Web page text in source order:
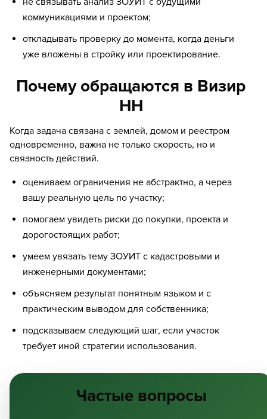
коммуникациями и проектом;
откладывать проверку до момента, когда деньги
уже вложены в стройку или проектирование.
Почему обращаются в Визир
НН
Когда задача связана с землей, домом и реестром
одновременно, важна не только скорость, но и
связность действий.
оцениваем ограничения не абстрактно, а через
вашу реальную цель по участку;
помогаем увидеть риски до покупки, проекта и
дорогостоящих работ;
умеем увязать тему ЗОУИТ с кадастровыми и
инженерными документами;
объясняем результат понятным языком и с
практическим выводом для собственника;
подсказываем следующий шаг, если участок
требует иной стратегии использования.
Частые вопросы